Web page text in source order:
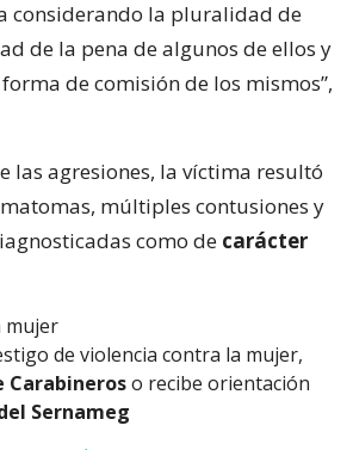
considerando la pluralidad de
de la pena de algunos de ellos y
de comisión de los mismos”,
las agresiones, la víctima resultó
múltiples contusiones y
como de carácter
mujer
de violencia contra la mujer,
Carabineroso recibe orientación
Sernameg